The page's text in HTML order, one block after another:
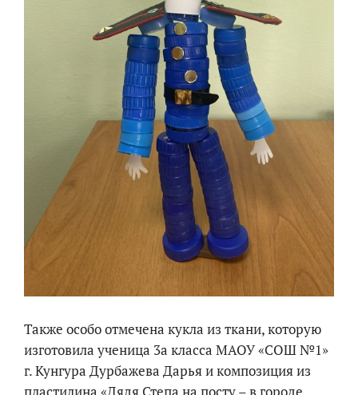
Также особо отмечена кукла из ткани, которую
изготовила ученица 3а класса МАОУ «СОШ №1»
г. Кунгура Дурбажева Дарья и композиция из